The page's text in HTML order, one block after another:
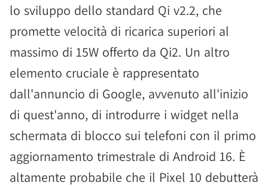
lo sviluppo dello standard Qi v2.2, che
promette velocità di ricarica superiori al
massimo di 15W offerto da Qi2. Un altro
elemento cruciale è rappresentato
dall'annuncio di Google, avvenuto all'inizio
di quest'anno, di introdurre i widget nella
schermata di blocco sui telefoni con il primo
aggiornamento trimestrale di Android 16. È
altamente probabile che il Pixel 10 debutterà